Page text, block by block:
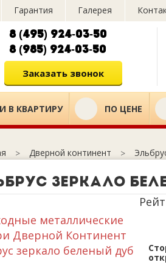
Гарантия Галерея
8 (495) 924-03-50
8 (985) 924-03-50
Заказать звонок
В КВАРТИРУ ПО ЦЕНЕ
Дверной континент
зеркало